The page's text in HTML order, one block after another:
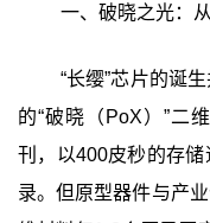
一、破晓之光：
“长缨”芯片的诞
的“破晓（PoX）”二
刊，以400皮秒的存
录。但原型器件与产